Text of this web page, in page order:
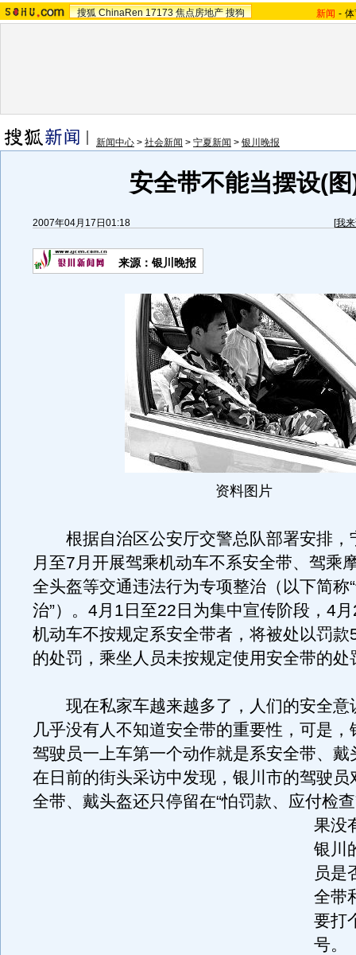
搜狐 ChinaRen 17173 焦点房地产 搜狗 新闻 -
新闻中心 > 社会新闻 > 宁夏新闻 > 银川晚报
安全带不能当摆设(
2007年04月17日01:18 [我
来源：银川晚报
资料图片
根据自治区公安厅交警总队部署安排，
月至7月开展驾乘机动车不系安全带、驾乘
全头盔等交通违法行为专项整治（以下简称
治”）。4月1日至22日为集中宣传阶段，4
机动车不按规定系安全带者，将被处以罚款
的处罚，乘坐人员未按规定使用安全带的处
现在私家车越来越多了，人们的安全意
几乎没有人不知道安全带的重要性，可是，
驾驶员一上车第一个动作就是系安全带、戴
在日前的街头采访中发现，银川市的驾驶员
全带、戴头盔还只停留在“怕罚款、应付检
果没
银川
员是
全带
要打
号。